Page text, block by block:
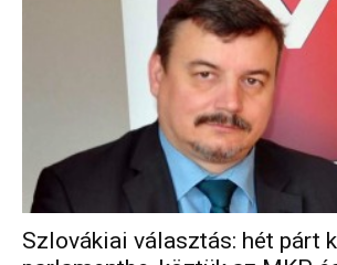
Szlovákiai választás: hét párt